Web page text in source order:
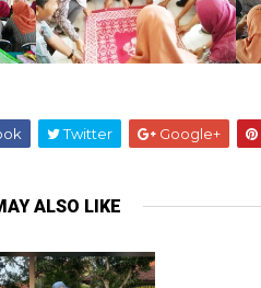
Twitter Google+
ALSO LIKE